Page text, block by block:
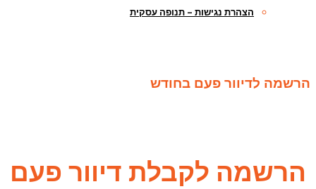
הצהרת נגישות – תנופה עסקית
הרשמה לדיוור פעם בחודש
הרשמה לקבלת דיוור פעם